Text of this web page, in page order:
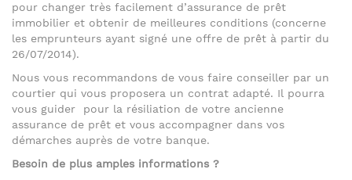
pour changer très facilement d’assurance de prêt
immobilier et obtenir de meilleures conditions (concerne
les emprunteurs ayant signé une offre de prêt à partir du
26/07/2014).
Nous vous recommandons de vous faire conseiller par un
courtier qui vous proposera un contrat adapté. Il pourra
vous guider pour la résiliation de votre ancienne
assurance de prêt et vous accompagner dans vos
démarches auprès de votre banque.
Besoin de plus amples informations ?